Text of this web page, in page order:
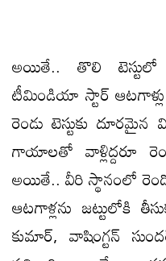
అయితే.. తొలి టెస్టులో
టీమిండియా స్టార్‌
రెండు టెస్టుకు
గాయాలతో వాళ్లిద్దరూ
అయితే.. వీరి స్థానంలో రెండో
ఆటగాళ్లను జట్టులోకి
కుమార్‌, వాషింగ్టన్‌